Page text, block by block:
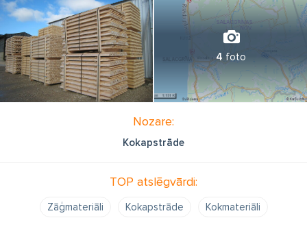
4 foto
Nozare:
Kokapstrāde
TOP atslēgvārdi:
Zāģmateriāli Kokapstrāde Kokmateriāli